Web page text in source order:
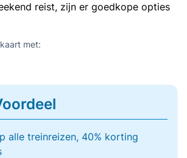
reist, zijn er goedkope opties
met:
alle treinreizen, 40% korting